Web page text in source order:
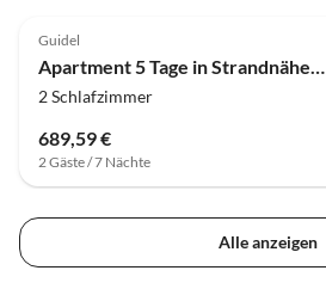
Guidel
Apartment 5 Tage in Strandnähe verbringen
2 Schlafzimmer
689,59 €
2 Gäste / 7 Nächte
Alle anzeigen